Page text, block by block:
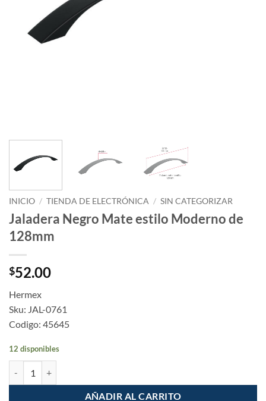
INICIO / TIENDA DE ELECTRÓNICA / SIN CATEGORIZAR
Jaladera Negro Mate estilo Moderno de
128mm
$52.00
Hermex
Sku: JAL-0761
Codigo: 45645
12 disponibles
AÑADIR AL CARRITO